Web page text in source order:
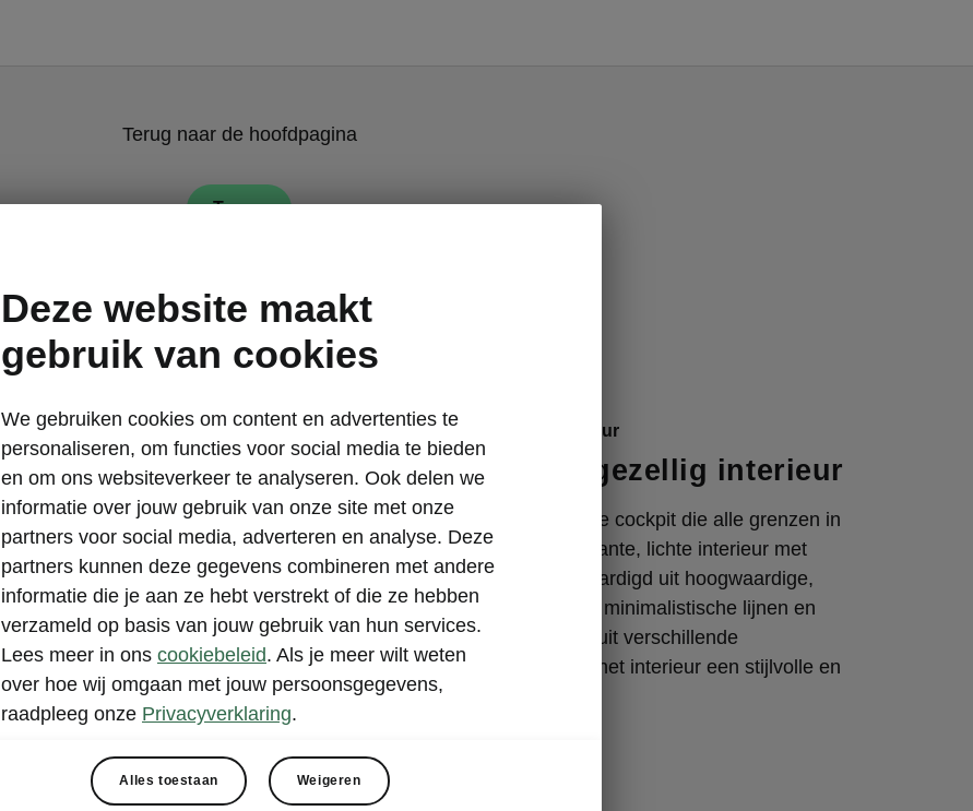
Terug naar de hoofdpagina
Terug
Škoda Octavia Combi interieur
Een modern en gezellig interieur
Welkom in een ultramoderne cockpit die alle grenzen in
zijn klasse verlegt. Het elegante, lichte interieur met
vloeiende sierlijnen is vervaardigd uit hoogwaardige,
extra zachte materialen. De minimalistische lijnen en
sfeerverlichting, met keuze uit verschillende
kleurencombinaties, geven het interieur een stijlvolle en
uitnodigende sfeer.
Deze website maakt
gebruik van cookies
We gebruiken cookies om content en advertenties te
personaliseren, om functies voor social media te bieden
en om ons websiteverkeer te analyseren. Ook delen we
informatie over jouw gebruik van onze site met onze
partners voor social media, adverteren en analyse. Deze
partners kunnen deze gegevens combineren met andere
informatie die je aan ze hebt verstrekt of die ze hebben
verzameld op basis van jouw gebruik van hun services.
Lees meer in ons cookiebeleid. Als je meer wilt weten
over hoe wij omgaan met jouw persoonsgegevens,
raadpleeg onze Privacyverklaring.
Alles toestaan Weigeren